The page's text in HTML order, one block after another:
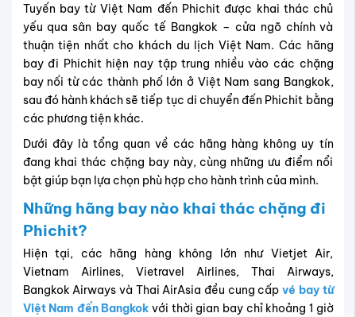
Tuyến bay từ Việt Nam đến Phichit được khai thác chủ
yếu qua sân bay quốc tế Bangkok – cửa ngõ chính và
thuận tiện nhất cho khách du lịch Việt Nam. Các hãng
bay đi Phichit hiện nay tập trung nhiều vào các chặng
bay nối từ các thành phố lớn ở Việt Nam sang Bangkok,
sau đó hành khách sẽ tiếp tục di chuyển đến Phichit bằng
các phương tiện khác.
Dưới đây là tổng quan về các hãng hàng không uy tín
đang khai thác chặng bay này, cùng những ưu điểm nổi
bật giúp bạn lựa chọn phù hợp cho hành trình của mình.
Những hãng bay nào khai thác chặng đi
Phichit?
Hiện tại, các hãng hàng không lớn như Vietjet Air,
Vietnam Airlines, Vietravel Airlines, Thai Airways,
Bangkok Airways và Thai AirAsia đều cung cấpvé bay từ
Việt Nam đến Bangkok với thời gian bay chỉ khoảng 1 giờ